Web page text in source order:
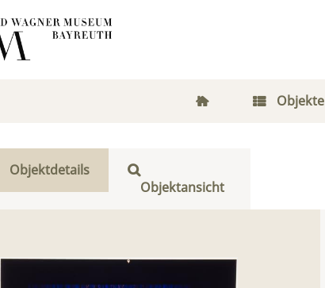
Objekte
Objektdetails
Objektansicht